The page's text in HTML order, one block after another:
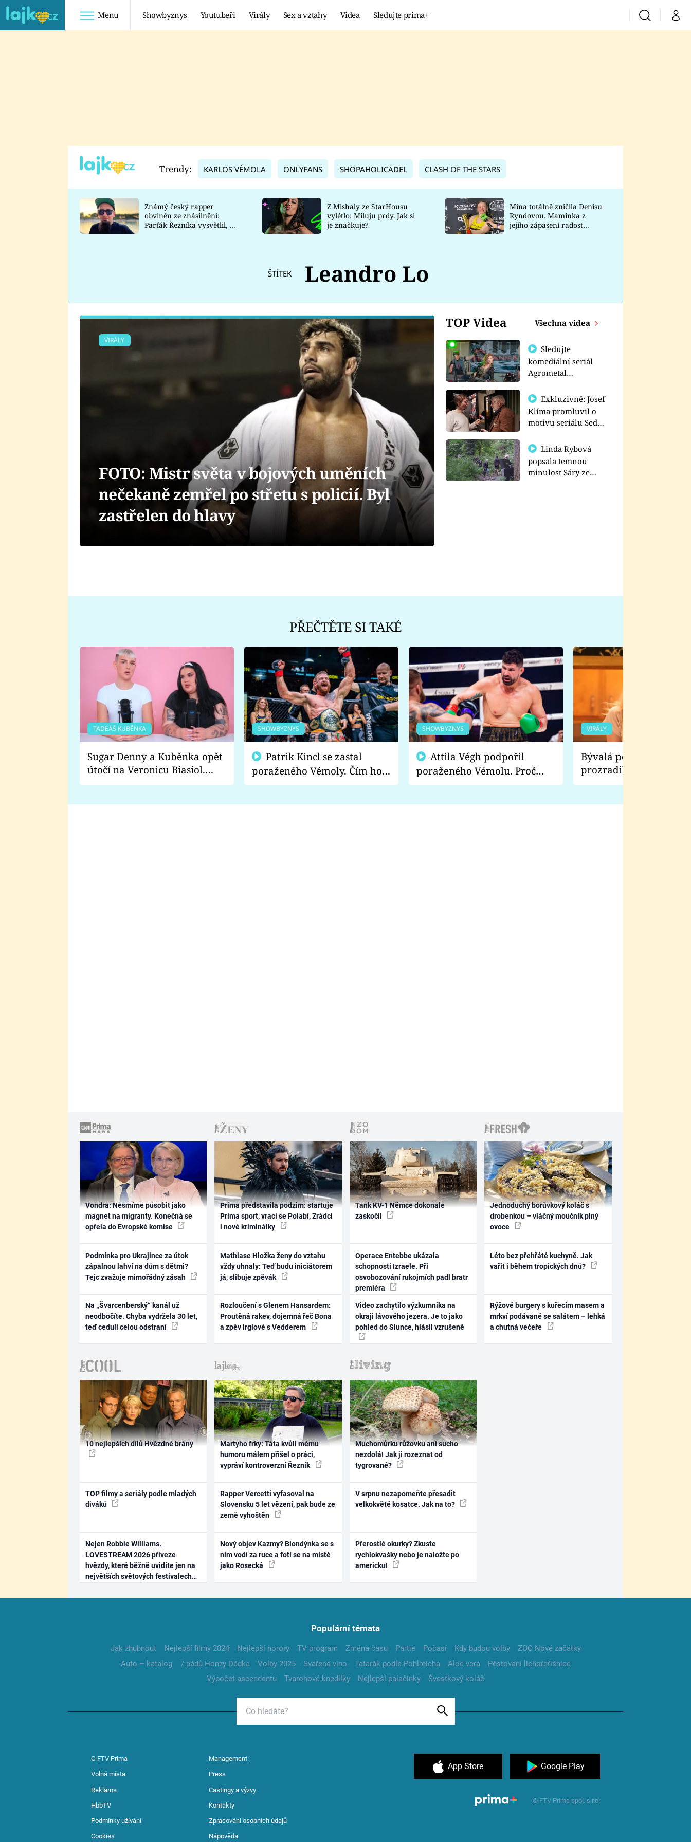
Menu Showbyznys Youtubeři Virály Sex a vztahy Videa Sledujte prima+ VyhledáváníMůj
TADEÁŠ KUBĚNKA
DATEL
Prima Lajk
Sledujte nás
Trendy: KARLOS VÉMOLA ONLYFANS SHOPAHOLICADEL CLASH OF THE STARS
Známý český rapper
obviněn ze znásilnění:
Parťák Řezníka vysvětlil, co
Z Mishaly ze StarHousu
vylétlo: Miluju prdy. Jak si
je značkuje?
Mína totálně zničila Denisu
Ryndovou. Maminka z
jejího zápasení radost
ŠTÍTEK Leandro Lo
TOP Videa Všechna videa
Sledujte
komediální seriál
Agrometal
prima+
Exkluzivně: Josef
Klíma promluvil o
motivu seriálu Sedm
Linda Rybová
popsala temnou
minulost Sáry ze
VIRÁLY
FOTO: Mistr světa v bojových uměních
nečekaně zemřel po střetu s policií. Byl
zastřelen do hlavy
PŘEČTĚTE SI TAKÉ
TADEÁŠ KUBĚNKA
Sugar Denny a Kuběnka opět
útočí na Veronicu Biasiol.
Proč je podle nich falešná a
SHOWBYZNYS
poraženého Vémoly. Čím ho
fanoušci naštvali?
SHOWBYZNYS
poraženého Vémolu. Proč
chce raději zápasit s ním než
VIRÁLY
Bývalá pornoherečka
prozradila, co ji
natáčení Euforie.
Vondra: Nesmíme působit jako
magnet na migranty. Konečná se
opřela do Evropské komise
Podmínka pro Ukrajince za útok
zápalnou lahví na dům s dětmi?
Tejc zvažuje mimořádný zásah
Na „Švarcenberský“ kanál už
neodbočíte. Chyba vydržela 30 let,
teď ceduli celou odstraní
Prima představila podzim: startuje
Prima sport, vrací se Polabí, Zrádci
i nové kriminálky
Mathiase Hložka ženy do vztahu
vždy uhnaly: Teď budu iniciátorem
já, slibuje zpěvák
Rozloučení s Glenem Hansardem:
Proutěná rakev, dojemná řeč Bona
a zpěv Irglové s Vedderem
Tank KV-1 Němce dokonale
zaskočil
Operace Entebbe ukázala
schopnosti Izraele. Při
osvobozování rukojmích padl bratr
premiéra
Video zachytilo výzkumníka na
okraji lávového jezera. Je to jako
pohled do Slunce, hlásil vzrušeně
Jednoduchý borůvkový koláč s
drobenkou – vláčný moučník plný
ovoce
Léto bez přehřáté kuchyně. Jak
vařit i během tropických dnů?
Rýžové burgery s kuřecím masem a
mrkví podávané se salátem – lehká
a chutná večeře
10 nejlepších dílů Hvězdné brány
TOP filmy a seriály podle mladých
diváků
Nejen Robbie Williams.
LOVESTREAM 2026 přiveze
hvězdy, které běžně uvidíte jen na
největších světových festivalech
Martyho frky: Táta kvůli mému
humoru málem přišel o práci,
vypráví kontroverzní Řezník
Rapper Vercetti vyfasoval na
Slovensku 5 let vězení, pak bude ze
země vyhoštěn
Nový objev Kazmy? Blondýnka se s
ním vodí za ruce a fotí se na místě
jako Rosecká
Muchomůrku růžovku ani sucho
nezdolá! Jak ji rozeznat od
tygrované?
V srpnu nezapomeňte přesadit
velkokvěté kosatce. Jak na to?
Přerostlé okurky? Zkuste
rychlokvašky nebo je naložte po
americku!
Populární témata
Jak zhubnout Nejlepší filmy 2024 Nejlepší horory TV program Změna času Partie Počasí Kdy budou volby
ZOO Nové začátky
Auto – katalog
7 pádů Honzy Dědka Volby 2025 Svařené víno Tatarák podle Pohlreicha Aloe vera
Pěstování lichořeřišnice
Výpočet ascendentu
Tvarohové knedlíky Nejlepší palačinky Švestkový koláč
O FTV Prima Management
Volná místa Press
Reklama Castingy a výzvy
HbbTV Kontakty
Podmínky užívání Zpracování osobních údajů
Cookies Nápověda
App Store Google Play
© FTV Prima spol. s r.o.